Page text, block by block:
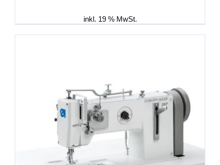
1.950,00 €
inkl. 19 % MwSt.
DETAILS